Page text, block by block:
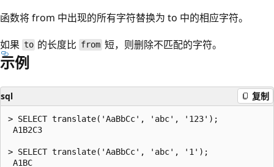
函数将 from 中出现的所有字符替换为 to 中的相应字符。
如果 to 的长度比 from短，则删除不匹配的字符。
示例
sql 复制
> SELECT translate('AaBbCc', 'abc', '123');
A1B2C3
> SELECT translate('AaBbCc', 'abc', '1');
A1BC